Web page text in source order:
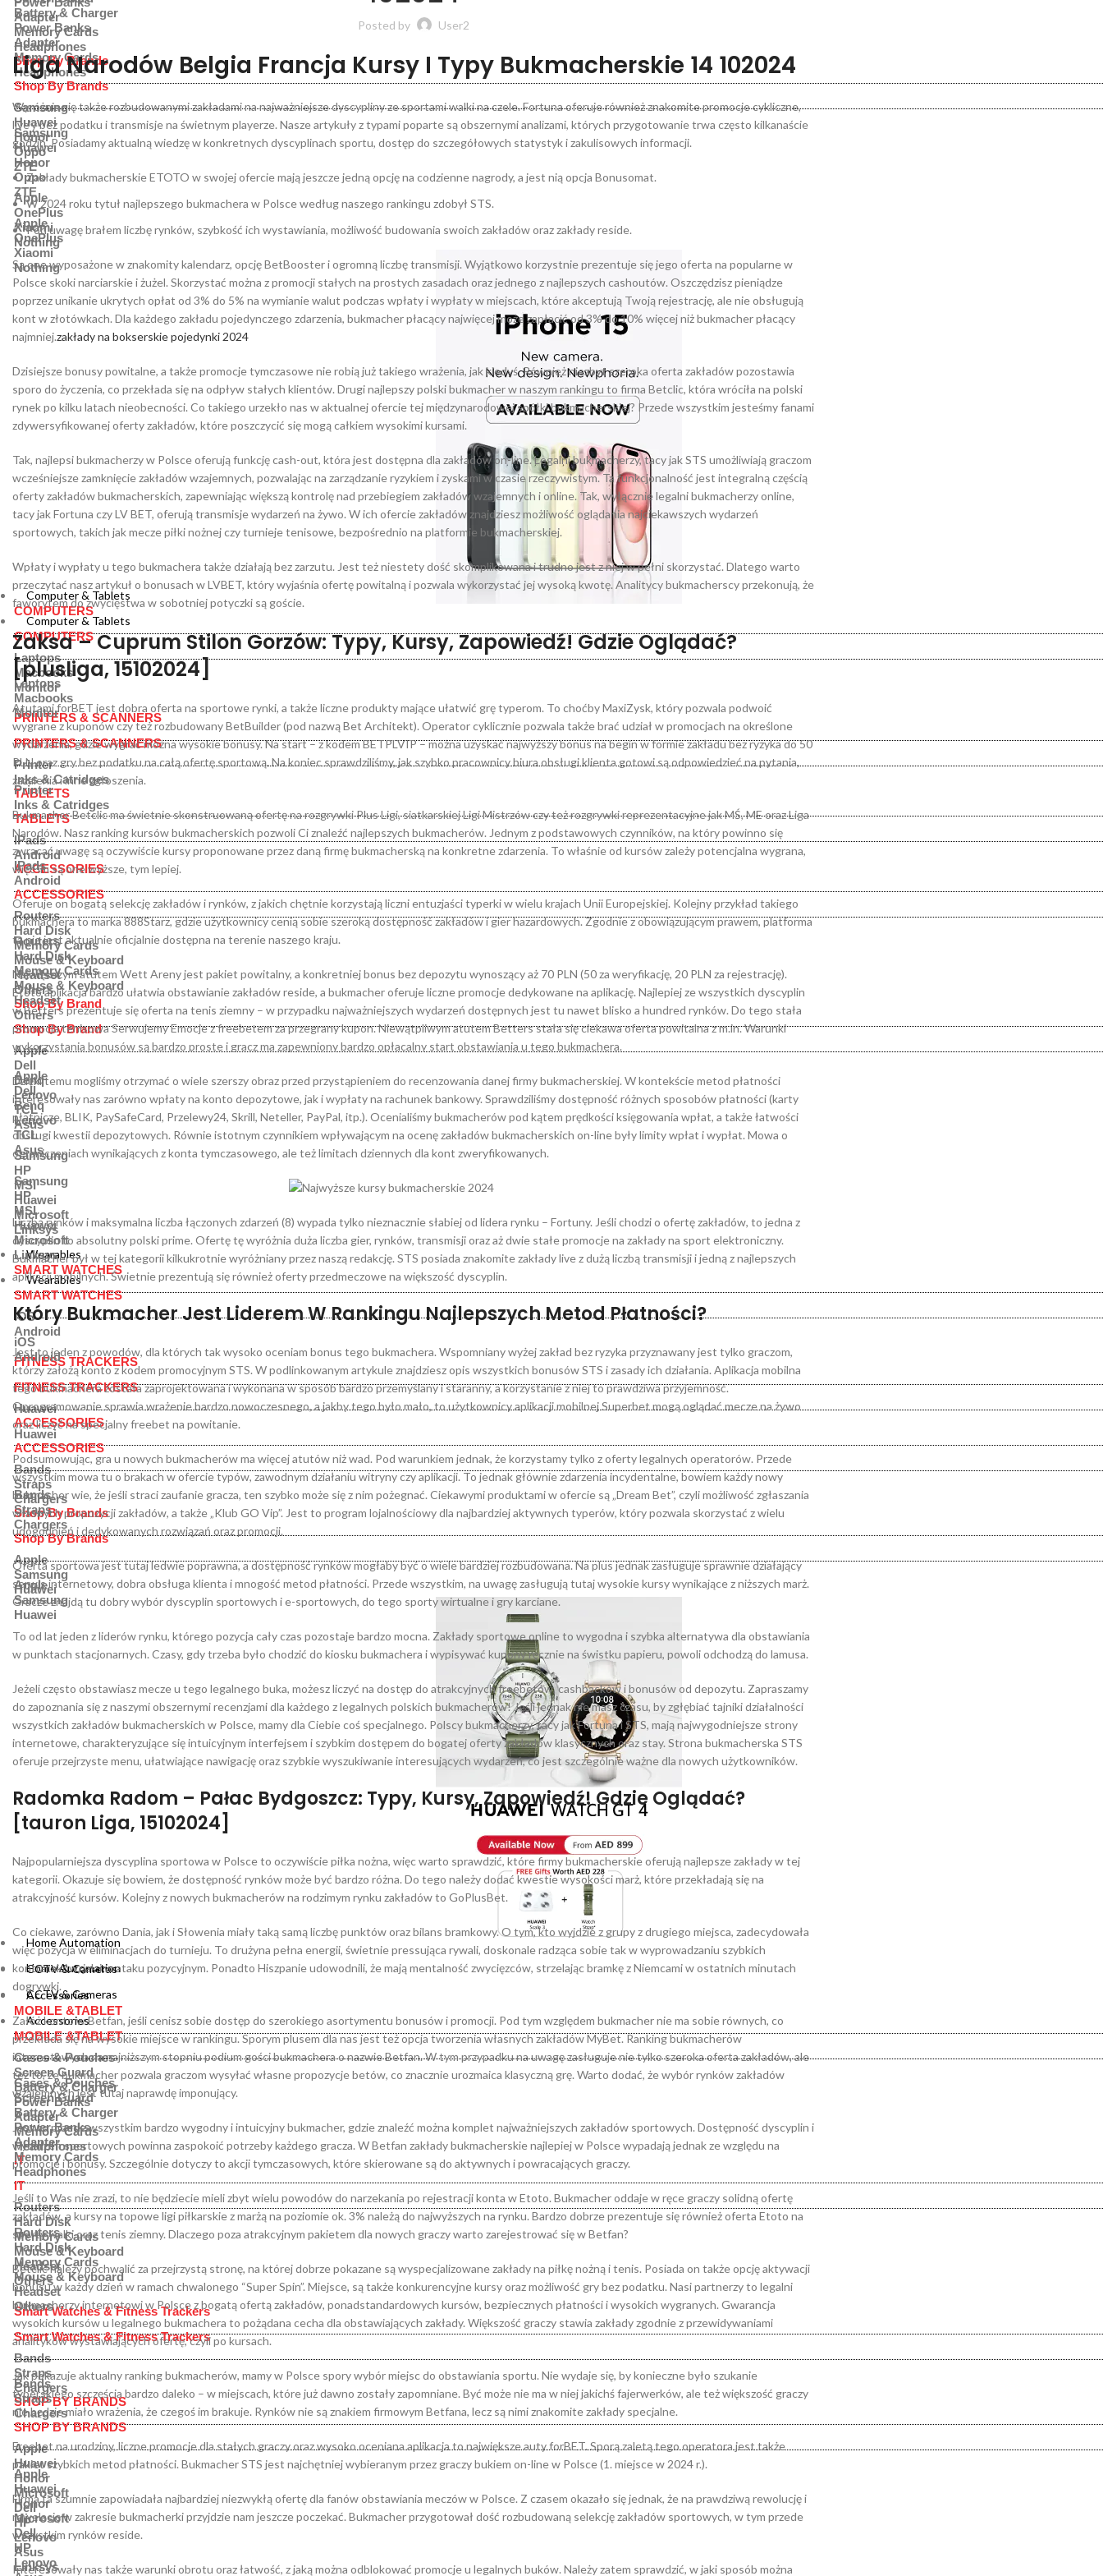
Adapter
Memory Cards
Headphones
Shop By Brands
Samsung
Huawei
Honor
Oppo
ZTE
Apple
OnePlus
Xiaomi
Nothing
Computer & Tablets
COMPUTERS
Laptops
Macbooks
Monitor
PRINTERS & SCANNERS
Printer
Inks & Catridges
TABLETS
IPads
Android
ACCESSORIES
Routers
Hard Disk
Memory Cards
Mouse & Keyboard
Headset
Others
Shop By Brand
Apple
Dell
Benq
Lenovo
TCL
Asus
Samsung
HP
MSI
Huawei
Microsoft
Linksys
Wearables
SMART WATCHES
iOS
Android
FITNESS TRACKERS
Huawei
ACCESSORIES
Bands
Straps
Chargers
Shop By Brands
Apple
Samsung
Huawei
Home Automation
CCTV & Cameras
Accessories
MOBILE &TABLET
Cases & Pouches
Screen Guard
Battery & Charger
Power Banks
Adapter
Memory Cards
Headphones
IT
Routers
Hard Disk
Memory Cards
Mouse & Keyboard
Headset
Others
Smart Watches & Fitness Trackers
Bands
Straps
Chargers
SHOP BY BRANDS
Apple
Huawei
Honor
Microsoft
Dell
HP
Lenovo
Asus
Linksys
Battery & Charger
Power Banks
Adapter
Memory Cards
Headphones
Shop By Brands
Samsung
Huawei
Honor
Oppo
ZTE
Apple
OnePlus
Xiaomi
Nothing
Computer & Tablets
COMPUTERS
Laptops
Macbooks
Monitor
PRINTERS & SCANNERS
Printer
Inks & Catridges
TABLETS
IPads
Android
ACCESSORIES
Routers
Hard Disk
Memory Cards
Mouse & Keyboard
Headset
Others
Shop By Brand
Apple
Dell
Benq
Lenovo
TCL
Asus
Samsung
HP
MSI
Huawei
Microsoft
Linksys
Wearables
SMART WATCHES
iOS
Android
FITNESS TRACKERS
Huawei
ACCESSORIES
Bands
Straps
Chargers
Shop By Brands
Apple
Samsung
Huawei
Home Automation
CCTV & Cameras
Accessories
MOBILE &TABLET
Cases & Pouches
Screen Guard
Battery & Charger
Power Banks
Adapter
Memory Cards
Headphones
IT
Routers
Hard Disk
Memory Cards
Mouse & Keyboard
Headset
Others
Smart Watches & Fitness Trackers
Bands
Straps
Chargers
SHOP BY BRANDS
Apple
Huawei
Honor
Microsoft
Dell
HP
Lenovo
Posted by User2
Liga Narodów Belgia Francja Kursy I Typy Bukmacherskie 14 102024
Wyróżnia się także rozbudowanymi zakładami na najważniejsze dyscypliny ze sportami walki na czele. Fortuna oferuje również znakomite promocje cykliczne,
live’y bez podatku i transmisje na świetnym playerze. Nasze artykuły z typami poparte są obszernymi analizami, których przygotowanie trwa często kilkanaście
godzin. Posiadamy aktualną wiedzę w konkretnych dyscyplinach sportu, dostęp do szczegółowych statystyk i zakulisowych informacji.
Zakłady bukmacherskie ETOTO w swojej ofercie mają jeszcze jedną opcję na codzienne nagrody, a jest nią opcja Bonusomat.
W 2024 roku tytuł najlepszego bukmachera w Polsce według naszego rankingu zdobył STS.
Pod uwagę brałem liczbę rynków, szybkość ich wystawiania, możliwość budowania swoich zakładów oraz zakłady reside.
Są one wyposażone w znakomity kalendarz, opcję BetBooster i ogromną liczbę transmisji. Wyjątkowo korzystnie prezentuje się jego oferta na popularne w
Polsce skoki narciarskie i żużel. Skorzystać można z promocji stałych na prostych zasadach oraz jednego z najlepszych cashoutów. Oszczędzisz pieniądze
poprzez unikanie ukrytych opłat od 3% do 5% na wymianie walut podczas wpłaty i wypłaty w miejscach, które akceptują Twoją rejestrację, ale nie obsługują
kont w złotówkach. Dla każdego zakładu pojedynczego zdarzenia, bukmacher płacący najwięcej może zapłacić od 3% do 10% więcej niż bukmacher płacący
najmniej.zakłady na bokserskie pojedynki 2024
Dzisiejsze bonusy powitalne, a także promocje tymczasowe nie robią już takiego wrażenia, jak kiedyś. Również niezbyt szeroka oferta zakładów pozostawia
sporo do życzenia, co przekłada się na odpływ stałych klientów. Drugi najlepszy polski bukmacher w naszym rankingu to firma Betclic, która wróciła na polski
rynek po kilku latach nieobecności. Co takiego urzekło nas w aktualnej ofercie tej międzynarodowej spółki bukmacherskiej? Przede wszystkim jesteśmy fanami
zdywersyfikowanej oferty zakładów, które poszczycić się mogą całkiem wysokimi kursami.
Tak, najlepsi bukmacherzy w Polsce oferują funkcję cash-out, która jest dostępna dla zakładów on-line. Legalni bukmacherzy, tacy jak STS umożliwiają graczom
wcześniejsze zamknięcie zakładów wzajemnych, pozwalając na zarządzanie ryzykiem i zyskami w czasie rzeczywistym. Ta funkcjonalność jest integralną częścią
oferty zakładów bukmacherskich, zapewniając większą kontrolę nad przebiegiem zakładów wzajemnych i online. Tak, wyłącznie legalni bukmacherzy online,
tacy jak Fortuna czy LV BET, oferują transmisje wydarzeń na żywo. W ich ofercie zakładów znajdziesz możliwość oglądania najciekawszych wydarzeń
sportowych, takich jak mecze piłki nożnej czy turnieje tenisowe, bezpośrednio na platformie bukmacherskiej.
Wpłaty i wypłaty u tego bukmachera także działają bez zarzutu. Jest też niestety dość skomplikowana i trudno jest z niej w pełni skorzystać. Dlatego warto
przeczytać nasz artykuł o bonusach w LVBET, który wyjaśnia ofertę powitalną i pozwala wykorzystać jej wysoką kwotę. Analitycy bukmacherscy przekonują, że
faworytem do zwycięstwa w sobotniej potyczki są goście.
Zaksa – Cuprum Stilon Gorzów: Typy, Kursy, Zapowiedź! Gdzie Oglądać?
[plusliga, 15102024]
Atutami forBET jest dobra oferta na sportowe rynki, a także liczne produkty mające ułatwić grę typerom. To choćby MaxiZysk, który pozwala podwoić
wygrane z kuponów czy też rozbudowany BetBuilder (pod nazwą Bet Architekt). Operator cyklicznie pozwala także brać udział w promocjach na określone
wydarzenia, gdzie wygrać można wysokie bonusy. Na start – z kodem BETPLVIP – można uzyskać najwyższy bonus na begin w formie zakładu bez ryzyka do 50
PLN oraz gry bez podatku na całą ofertę sportową. Na koniec sprawdziliśmy, jak szybko pracownicy biura obsługi klienta gotowi są odpowiedzieć na pytania,
zażalenia i inne zgłoszenia.
Bukmacher Betclic ma świetnie skonstruowaną ofertę na rozgrywki Plus Ligi, siatkarskiej Ligi Mistrzów czy też rozgrywki reprezentacyjne jak MŚ, ME oraz Liga
Narodów. Nasz ranking kursów bukmacherskich pozwoli Ci znaleźć najlepszych bukmacherów. Jednym z podstawowych czynników, na który powinno się
zwracać uwagę są oczywiście kursy proponowane przez daną firmę bukmacherską na konkretne zdarzenia. To właśnie od kursów zależy potencjalna wygrana,
więc im są one wyższe, tym lepiej.
Oferuje on bogatą selekcję zakładów i rynków, z jakich chętnie korzystają liczni entuzjaści typerki w wielu krajach Unii Europejskiej. Kolejny przykład takiego
bukmachera to marka 888Starz, gdzie użytkownicy cenią sobie szeroką dostępność zakładów i gier hazardowych. Zgodnie z obowiązującym prawem, platforma
ta nie jest aktualnie oficjalnie dostępna na terenie naszego kraju.
Największym atutem Wett Areny jest pakiet powitalny, a konkretniej bonus bez depozytu wynoszący aż 70 PLN (50 za weryfikację, 20 PLN za rejestrację).
Etoto aplikacja bardzo ułatwia obstawianie zakładów reside, a bukmacher oferuje liczne promocje dedykowane na aplikację. Najlepiej ze wszystkich dyscyplin
w Betters prezentuje się oferta na tenis ziemny – w przypadku najważniejszych wydarzeń dostępnych jest tu nawet blisko a hundred rynków. Do tego stała
promocja tenisowa Serwujemy Emocje z freebetem za przegrany kupon. Niewątpliwym atutem Betters stała się ciekawa oferta powitalna z m.in. Warunki
wykorzystania bonusów są bardzo proste i gracz ma zapewniony bardzo opłacalny start obstawiania u tego bukmachera.
Dzięki temu mogliśmy otrzymać o wiele szerszy obraz przed przystąpieniem do recenzowania danej firmy bukmacherskiej. W kontekście metod płatności
interesowały nas zarówno wpłaty na konto depozytowe, jak i wypłaty na rachunek bankowy. Sprawdziliśmy dostępność różnych sposobów płatności (karty
płatnicze, BLIK, PaySafeCard, Przelewy24, Skrill, Neteller, PayPal, itp.). Ocenialiśmy bukmacherów pod kątem prędkości księgowania wpłat, a także łatwości
obsługi kwestii depozytowych. Równie istotnym czynnikiem wpływającym na ocenę zakładów bukmacherskich on-line były limity wpłat i wypłat. Mowa o
ograniczeniach wynikających z konta tymczasowego, ale też limitach dziennych dla kont zweryfikowanych.
Liczbą rynków i maksymalna liczba łączonych zdarzeń (8) wypada tylko nieznacznie słabiej od lidera rynku – Fortuny. Jeśli chodzi o ofertę zakładów, to jedna z
dyscyplin to absolutny polski prime. Ofertę tę wyróżnia duża liczba gier, rynków, transmisji oraz aż dwie stałe promocje na zakłady na sport elektroniczny.
Bukmacher był w tej kategorii kilkukrotnie wyróżniany przez naszą redakcję. STS posiada znakomite zakłady live z dużą liczbą transmisji i jedną z najlepszych
aplikacji mobilnych. Świetnie prezentują się również oferty przedmeczowe na większość dyscyplin.
Który Bukmacher Jest Liderem W Rankingu Najlepszych Metod Płatności?
Jest to jeden z powodów, dla których tak wysoko oceniam bonus tego bukmachera. Wspomniany wyżej zakład bez ryzyka przyznawany jest tylko graczom,
którzy założą konto z kodem promocyjnym STS. W podlinkowanym artykule znajdziesz opis wszystkich bonusów STS i zasady ich działania. Aplikacja mobilna
tego bukmachera została zaprojektowana i wykonana w sposób bardzo przemyślany i staranny, a korzystanie z niej to prawdziwa przyjemność.
Oprogramowanie sprawia wrażenie bardzo nowoczesnego, a jakby tego było mało, to użytkownicy aplikacji mobilnej Superbet mogą oglądać mecze na żywo
oraz liczyć na specjalny freebet na powitanie.
Podsumowując, gra u nowych bukmacherów ma więcej atutów niż wad. Pod warunkiem jednak, że korzystamy tylko z oferty legalnych operatorów. Przede
wszystkim mowa tu o brakach w ofercie typów, zawodnym działaniu witryny czy aplikacji. To jednak głównie zdarzenia incydentalne, bowiem każdy nowy
bukmacher wie, że jeśli straci zaufanie gracza, ten szybko może się z nim pożegnać. Ciekawymi produktami w ofercie są „Dream Bet”, czyli możliwość zgłaszania
własnych propozycji zakładów, a także „Klub GO Vip”. Jest to program lojalnościowy dla najbardziej aktywnych typerów, który pozwala skorzystać z wielu
udogodnień i dedykowanych rozwiązań oraz promocji.
Oferta sportowa jest tutaj ledwie poprawna, a dostępność rynków mogłaby być o wiele bardziej rozbudowana. Na plus jednak zasługuje sprawnie działający
serwis internetowy, dobra obsługa klienta i mnogość metod płatności. Przede wszystkim, na uwagę zasługują tutaj wysokie kursy wynikające z niższych marż.
Gracze znajdą tu dobry wybór dyscyplin sportowych i e-sportowych, do tego sporty wirtualne i gry karciane.
To od lat jeden z liderów rynku, którego pozycja cały czas pozostaje bardzo mocna. Zakłady sportowe online to wygodna i szybka alternatywa dla obstawiania
w punktach stacjonarnych. Czasy, gdy trzeba było chodzić do kiosku bukmachera i wypisywać kupony ręcznie na świstku papieru, powoli odchodzą do lamusa.
Jeżeli często obstawiasz mecze u tego legalnego buka, możesz liczyć na dostęp do atrakcyjnych freebetów, cashbacków i bonusów od depozytu. Zapraszamy
do zapoznania się z naszymi obszernymi recenzjami dla każdego z legalnych polskich bukmacherów! Jeśli jednak nie masz czasu, by zgłębiać tajniki działalności
wszystkich zakładów bukmacherskich w Polsce, mamy dla Ciebie coś specjalnego. Polscy bukmacherzy, tacy jak Fortuna i STS, mają najwygodniejsze strony
internetowe, charakteryzujące się intuicyjnym interfejsem i szybkim dostępem do bogatej oferty zakładów klasycznych oraz stay. Strona bukmacherska STS
oferuje przejrzyste menu, ułatwiające nawigację oraz szybkie wyszukiwanie interesujących wydarzeń, co jest szczególnie ważne dla nowych użytkowników.
Radomka Radom – Pałac Bydgoszcz: Typy, Kursy, Zapowiedź! Gdzie Oglądać?
[tauron Liga, 15102024]
Najpopularniejsza dyscyplina sportowa w Polsce to oczywiście piłka nożna, więc warto sprawdzić, które firmy bukmacherskie oferują najlepsze zakłady w tej
kategorii. Okazuje się bowiem, że dostępność rynków może być bardzo różna. Do tego należy dodać kwestie wysokości marż, które przekładają się na
atrakcyjność kursów. Kolejny z nowych bukmacherów na rodzimym rynku zakładów to GoPlusBet.
Co ciekawe, zarówno Dania, jak i Słowenia miały taką samą liczbę punktów oraz bilans bramkowy. O tym, kto wyjdzie z grupy z drugiego miejsca, zadecydowała
więc pozycja w eliminacjach do turnieju. To drużyna pełna energii, świetnie pressująca rywali, doskonale radząca sobie tak w wyprowadzaniu szybkich
kontrataków, jak i w ataku pozycyjnym. Ponadto Hiszpanie udowodnili, że mają mentalność zwycięzców, strzelając bramkę z Niemcami w ostatnich minutach
dogrywki.
Załóż konto w Betfan, jeśli cenisz sobie dostęp do szerokiego asortymentu bonusów i promocji. Pod tym względem bukmacher nie ma sobie równych, co
przekłada się na wysokie miejsce w rankingu. Sporym plusem dla nas jest też opcja tworzenia własnych zakładów MyBet. Ranking bukmacherów
internetowych na najniższym stopniu podium gości bukmachera o nazwie Betfan. W tym przypadku na uwagę zasługuje nie tylko szeroka oferta zakładów, ale
też to, że bukmacher pozwala graczom wysyłać własne propozycje betów, co znacznie urozmaica klasyczną grę. Warto dodać, że wybór rynków zakładów
wzajemnych jest tutaj naprawdę imponujący.
Jest to przede wszystkim bardzo wygodny i intuicyjny bukmacher, gdzie znaleźć można komplet najważniejszych zakładów sportowych. Dostępność dyscyplin i
wydarzeń sportowych powinna zaspokoić potrzeby każdego gracza. W Betfan zakłady bukmacherskie najlepiej w Polsce wypadają jednak ze względu na
promocje i bonusy. Szczególnie dotyczy to akcji tymczasowych, które skierowane są do aktywnych i powracających graczy.
Jeśli to Was nie zrazi, to nie będziecie mieli zbyt wielu powodów do narzekania po rejestracji konta w Etoto. Bukmacher oddaje w ręce graczy solidną ofertę
zakładów, a kursy na topowe ligi piłkarskie z marżą na poziomie ok. 3% należą do najwyższych na rynku. Bardzo dobrze prezentuje się również oferta Etoto na
sporty walki oraz tenis ziemny. Dlaczego poza atrakcyjnym pakietem dla nowych graczy warto zarejestrować się w Betfan?
Betclic należy pochwalić za przejrzystą stronę, na której dobrze pokazane są wyspecjalizowane zakłady na piłkę nożną i tenis. Posiada on także opcję aktywacji
bonusu w każdy dzień w ramach chwalonego “Super Spin”. Miejsce, są także konkurencyjne kursy oraz możliwość gry bez podatku. Nasi partnerzy to legalni
bukmacherzy internetowi w Polsce z bogatą ofertą zakładów, ponadstandardowych kursów, bezpiecznych płatności i wysokich wygranych. Gwarancja
wysokich kursów u legalnego bukmachera to pożądana cecha dla obstawiających zakłady. Większość graczy stawia zakłady zgodnie z przewidywaniami
analityków wystawiających ofertę, czyli po kursach.
Jak pokazuje aktualny ranking bukmacherów, mamy w Polsce spory wybór miejsc do obstawiania sportu. Nie wydaje się, by konieczne było szukanie
typerskiego szczęścia bardzo daleko – w miejscach, które już dawno zostały zapomniane. Być może nie ma w niej jakichś fajerwerków, ale też większość graczy
nie będzie miało wrażenia, że czegoś im brakuje. Rynków nie są znakiem firmowym Betfana, lecz są nimi znakomite zakłady specjalne.
Freebet na urodziny, liczne promocje dla stałych graczy oraz wysoko oceniana aplikacja to największe auty forBET. Sporą zaletą tego operatora jest także
pakiet szybkich metod płatności. Bukmacher STS jest najchętniej wybieranym przez graczy bukiem on-line w Polsce (1. miejsce w 2024 r.).
Firma ta szumnie zapowiadała najbardziej niezwykłą ofertę dla fanów obstawiania meczów w Polsce. Z czasem okazało się jednak, że na prawdziwą rewolucję i
rewelację w zakresie bukmacherki przyjdzie nam jeszcze poczekać. Bukmacher przygotował dość rozbudowaną selekcję zakładów sportowych, w tym przede
wszystkim rynków reside.
Interesowały nas także warunki obrotu oraz łatwość, z jaką można odblokować promocje u legalnych buków. Należy zatem sprawdzić, w jaki sposób można